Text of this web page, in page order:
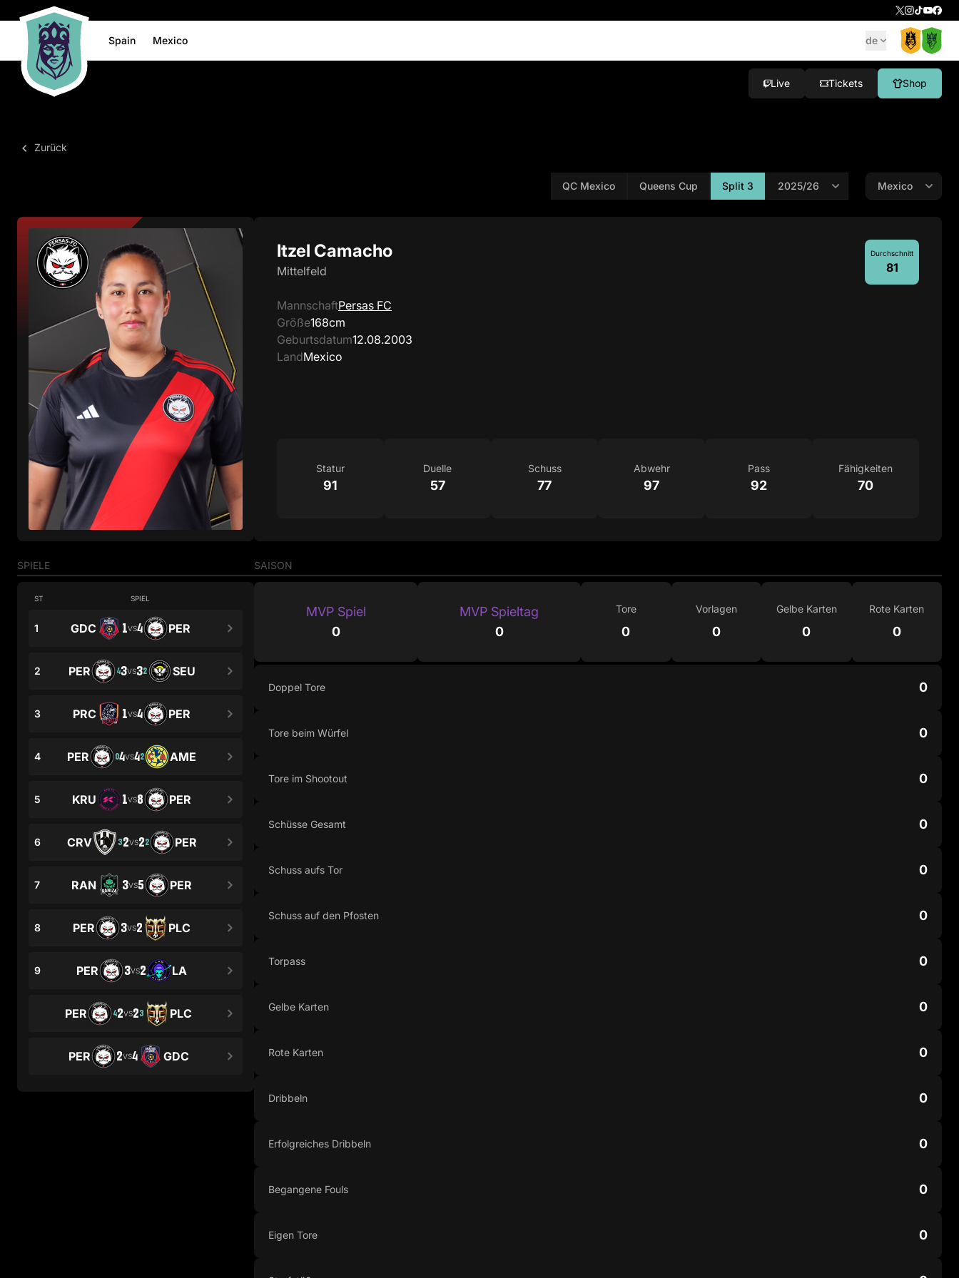
Spain Mexico de
Live Tickets Shop
Zurück
QC Mexico Queens Cup Split 3
Itzel Camacho
Mittelfeld
MannschaftPersas FC
Größe168cm
Geburtsdatum12.08.2003
LandMexico
Durchschnitt
81
Statur
91
Duelle
57
Schuss
77
Abwehr
97
Pass
92
Fähigkeiten
70
SPIELE
ST SPIEL
1 GDC 1VS4 PER
2 PER 43VS32 SEU
3 PRC 1VS4 PER
4 PER 04VS42 AME
5 KRU 1VS8 PER
6 CRV 32VS22 PER
7 RAN 3VS5 PER
8 PER 3VS2 PLC
9 PER 3VS2 LA
PER 42VS23 PLC
PER 2VS4 GDC
SAISON
MVP Spiel
0
MVP Spieltag
0
Tore
0
Vorlagen
0
Gelbe Karten
0
Rote Karten
0
Doppel Tore 0
Tore beim Würfel 0
Tore im Shootout 0
Schüsse Gesamt 0
Schuss aufs Tor 0
Schuss auf den Pfosten 0
Torpass 0
Gelbe Karten 0
Rote Karten 0
Dribbeln 0
Erfolgreiches Dribbeln 0
Begangene Fouls 0
Eigen Tore 0